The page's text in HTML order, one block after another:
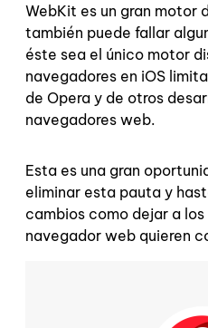
WebKit es un gran motor
también puede fallar
éste sea el único motor
navegadores en iOS
de Opera y de otros
navegadores web.
Esta es una gran
eliminar esta pauta y
cambios como dejar a
navegador web quieren